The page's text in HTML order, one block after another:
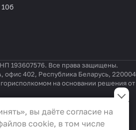
193607576. Все права защищены.
офис 402, Республика Беларусь, 220004
на основании решения от
местных исполнительных и
месту государственной
уполномоченных рассматривать
cookie
для
вы даёте согласие на
cookie, в том числе